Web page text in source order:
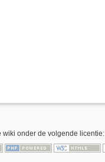
wiki onder de volgende licentie: